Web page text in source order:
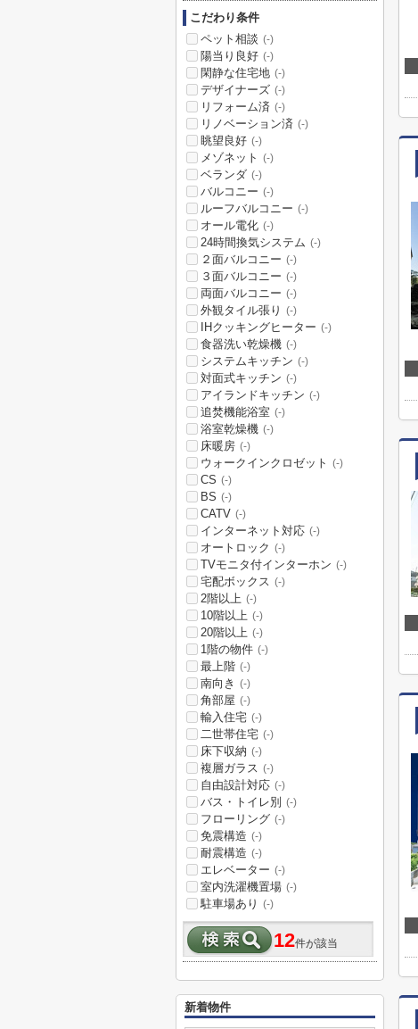
こだわり条件
ペット相談 (-)
陽当り良好 (-)
閑静な住宅地 (-)
デザイナーズ (-)
リフォーム済 (-)
リノベーション済 (-)
眺望良好 (-)
メゾネット (-)
ベランダ (-)
バルコニー (-)
ルーフバルコニー (-)
オール電化 (-)
24時間換気システム (-)
２面バルコニー (-)
３面バルコニー (-)
両面バルコニー (-)
外観タイル張り (-)
IHクッキングヒーター (-)
食器洗い乾燥機 (-)
システムキッチン (-)
対面式キッチン (-)
アイランドキッチン (-)
追焚機能浴室 (-)
浴室乾燥機 (-)
床暖房 (-)
ウォークインクロゼット (-)
CS (-)
BS (-)
CATV (-)
インターネット対応 (-)
オートロック (-)
TVモニタ付インターホン (-)
宅配ボックス (-)
2階以上 (-)
10階以上 (-)
20階以上 (-)
1階の物件 (-)
最上階 (-)
南向き (-)
角部屋 (-)
輸入住宅 (-)
二世帯住宅 (-)
床下収納 (-)
複層ガラス (-)
自由設計対応 (-)
バス・トイレ別 (-)
フローリング (-)
免震構造 (-)
耐震構造 (-)
エレベーター (-)
室内洗濯機置場 (-)
駐車場あり (-)
12件が該当
新着物件